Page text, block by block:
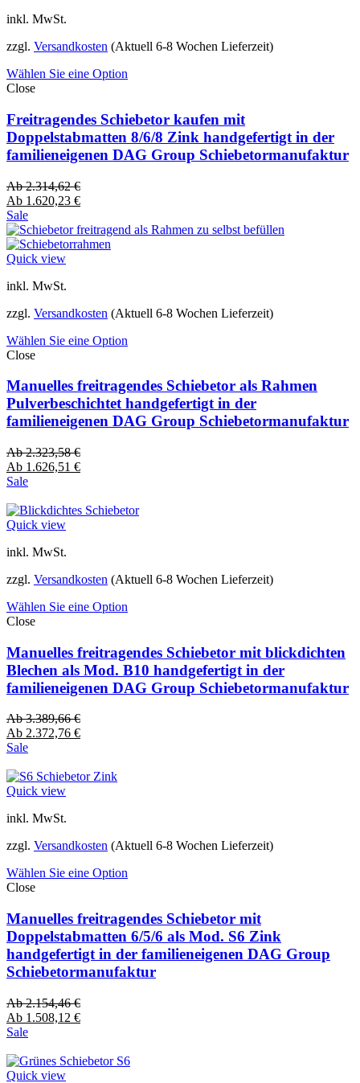
inkl. MwSt.
zzgl. Versandkosten (Aktuell 6-8 Wochen Lieferzeit)
Wählen Sie eine Option
Close
Freitragendes Schiebetor kaufen mit
Doppelstabmatten 8/6/8 Zink handgefertigt in der
familieneigenen DAG Group Schiebetormanufaktur
Ab2.314,62€
Ab 1.620,23 €
Sale
Quick view
inkl. MwSt.
zzgl. Versandkosten (Aktuell 6-8 Wochen Lieferzeit)
Wählen Sie eine Option
Close
Manuelles freitragendes Schiebetor als Rahmen
Pulverbeschichtet handgefertigt in der
familieneigenen DAG Group Schiebetormanufaktur
Ab2.323,58€
Ab 1.626,51 €
Sale
Quick view
inkl. MwSt.
zzgl. Versandkosten (Aktuell 6-8 Wochen Lieferzeit)
Wählen Sie eine Option
Close
Manuelles freitragendes Schiebetor mit blickdichten
Blechen als Mod. B10 handgefertigt in der
familieneigenen DAG Group Schiebetormanufaktur
Ab3.389,66€
Ab 2.372,76 €
Sale
Quick view
inkl. MwSt.
zzgl. Versandkosten (Aktuell 6-8 Wochen Lieferzeit)
Wählen Sie eine Option
Close
Manuelles freitragendes Schiebetor mit
Doppelstabmatten 6/5/6 als Mod. S6 Zink
handgefertigt in der familieneigenen DAG Group
Schiebetormanufaktur
Ab2.154,46€
Ab 1.508,12 €
Sale
Quick view